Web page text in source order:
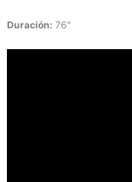
Duración: 76″